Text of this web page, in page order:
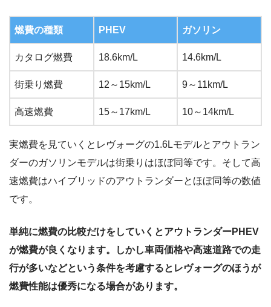
燃費の種類 PHEV ガソリン
カタログ燃費 18.6km/L 14.6km/L
街乗り燃費 12～15km/L 9～11km/L
高速燃費 15～17km/L 10～14km/L
実燃費を見ていくとレヴォーグの1.6Lモデルとアウトラン
ダーのガソリンモデルは街乗りはほぼ同等です。そして高
速燃費はハイブリッドのアウトランダーとほぼ同等の数値
です。
単純に燃費の比較だけをしていくとアウトランダーPHEV
が燃費が良くなります。しかし車両価格や高速道路での走
行が多いなどという条件を考慮するとレヴォーグのほうが
燃費性能は優秀になる場合があります。